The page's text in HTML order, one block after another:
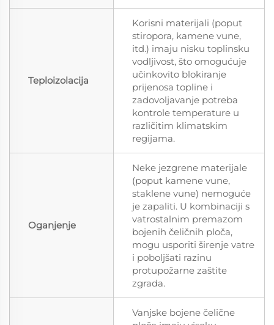
Teploizolacija
Korisni materijali (poput
stiropora, kamene vune,
itd.) imaju nisku toplinsku
vodljivost, što omogućuje
učinkovito blokiranje
prijenosa topline i
zadovoljavanje potreba
kontrole temperature u
različitim klimatskim
regijama.
Oganjenje
Neke jezgrene materijale
(poput kamene vune,
staklene vune) nemoguće
je zapaliti. U kombinaciji s
vatrostalnim premazom
bojenih čeličnih ploča,
mogu usporiti širenje vatre
i poboljšati razinu
protupožarne zaštite
zgrada.
Vanjske bojene čelične